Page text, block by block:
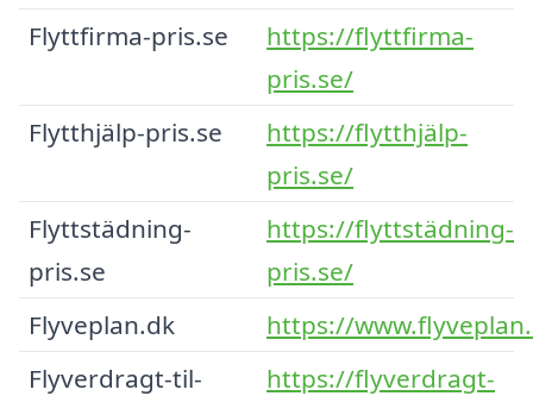
Flyttfirma-pris.se
https://flyttfirma-
pris.se/
Flytthjälp-pris.se
https://flytthjälp-
pris.se/
Flyttstädning-
pris.se
https://flyttstädning-
pris.se/
Flyveplan.dk
https://
Flyverdragt-til-
https://flyverdragt-